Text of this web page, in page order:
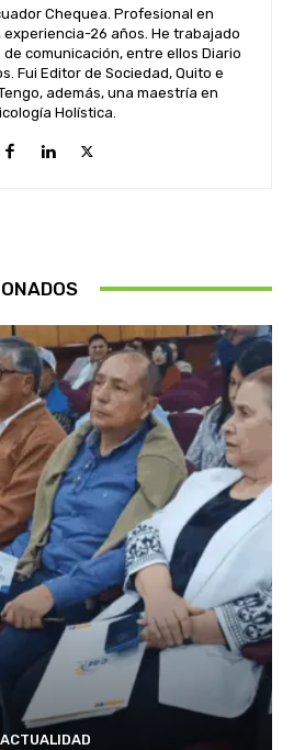
Chequea. Profesional en
experiencia-26 años. He trabajado
comunicación, entre ellos Diario
Fui Editor de Sociedad, Quito e
además, una maestría en
Holística.
ACTUALIDAD